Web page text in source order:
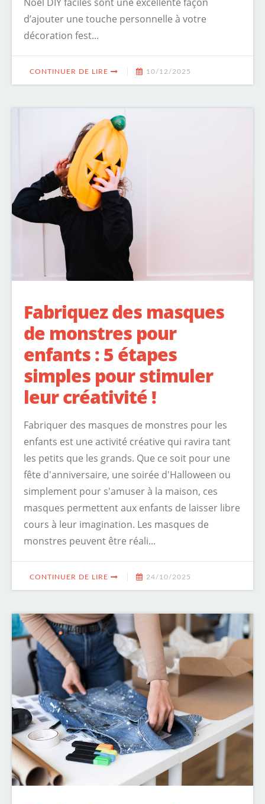
Noël DIY faciles sont une excellente façon
d’ajouter une touche personnelle à votre
décoration fest...
CONTINUER DE LIRE 10/12/2025
Fabriquez des masques
de monstres pour
enfants : 5 étapes
simples pour stimuler
leur créativité !
Fabriquer des masques de monstres pour les
enfants est une activité créative qui ravira tant
les petits que les grands. Que ce soit pour une
fête d'anniversaire, une soirée d'Halloween ou
simplement pour s'amuser à la maison, ces
masques permettent aux enfants de laisser libre
cours à leur imagination. Les masques de
monstres peuvent être réali...
CONTINUER DE LIRE 24/10/2025